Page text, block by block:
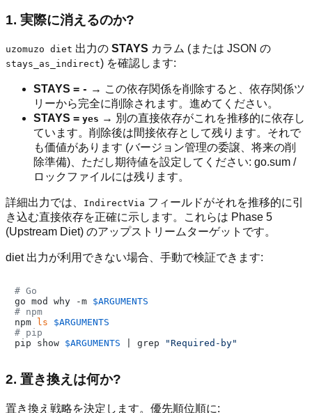
1. 実際に消えるのか?
uzomuzo diet 出力の STAYS カラム (または JSON の
stays_as_indirect) を確認します:
STAYS = - → この依存関係を削除すると、依存関係ツ
リーから完全に削除されます。進めてください。
STAYS = yes → 別の直接依存がこれを推移的に依存し
ています。削除後は間接依存として残ります。それで
も価値があります (バージョン管理の委譲、将来の削
除準備)、ただし期待値を設定してください: go.sum /
ロックファイルには残ります。
詳細出力では、 IndirectVia フィールドがそれを推移的に引
き込む直接依存を正確に示します。これらは Phase 5
(Upstream Diet) のアップストリームターゲットです。
diet 出力が利用できない場合、手動で検証できます:
# Go
go mod why -m $ARGUMENTS
# npm
npm
ls
$ARGUMENTS
# pip
pip show $ARGUMENTS | grep "Required-by"
2. 置き換えは何か?
置き換え戦略を決定します。優先順位順に: